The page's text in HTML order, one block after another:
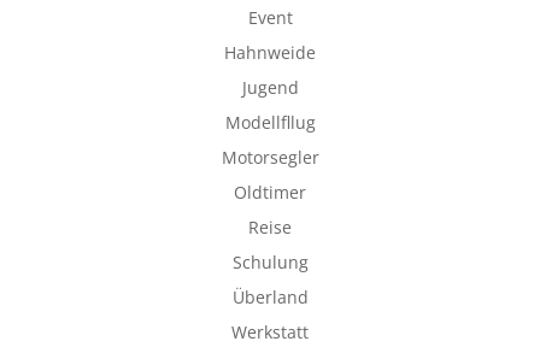
Event
Hahnweide
Jugend
Modellfllug
Motorsegler
Oldtimer
Reise
Schulung
Überland
Werkstatt